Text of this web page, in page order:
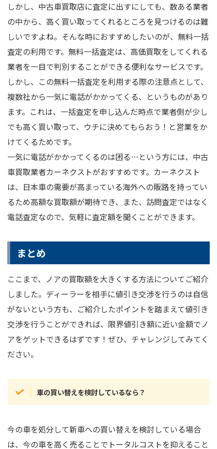
しかし、中古車買取店に査定に出すにしても、数ある業者
の中から、高く買い取ってくれるところを見つけるのは難
しいですよね。そんな時におすすめしたいのが、無料一括
査定の利用です。無料一括査定は、高価買取をしてくれる
業者を一目で判別することができる便利なサービスです。
しかし、この無料一括査定を利用する際の注意点として、
複数社から一気に電話がかかってくる、というものがあり
ます。これは、一括査定を申し込んだ時点で業者側が少し
でも高く買い取って、ウチに決めてもらおう！と営業をか
けてくるためです。
一気に電話がかかってくるのは困る…という方には、中古
車買取業者カーネクストがおすすめです。カーネクスト
は、日本車の需要が高まっている海外への販路を持ってい
るため高額な買取額が期待でき、また、訪問査定ではなく
電話査定なので、気軽に査定額を聞くことができます。
まとめ
ここまで、ノアの買取額を大きくする方法についてご紹介
しました。ディーラーを相手に値引き交渉を行うのは自信
がないという方も、ご紹介したポイントを踏まえて値引き
交渉を行うことができれば、限界値引き額に近い金額でノ
アをゲットできるはずです！ぜひ、チャレンジしてみてく
ださい。
車の買い替えを検討しているなら？
今の車を処分して新車への買い替えを検討している場合
は、今の車を高く売ることでトータルコストを抑えること